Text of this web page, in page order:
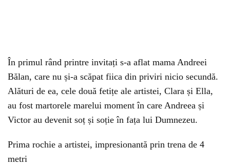
În primul rând printre invitați s-a aflat mama Andreei
Bălan, care nu și-a scăpat fiica din priviri nicio secundă.
Alături de ea, cele două fetițe ale artistei, Clara și Ella,
au fost martorele marelui moment în care Andreea și
Victor au devenit soț și soție în fața lui Dumnezeu.
Prima rochie a artistei, impresionantă prin trena de 4
metri